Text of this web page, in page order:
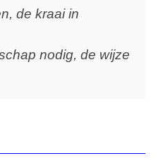
de kraai in
nodig, de wijze